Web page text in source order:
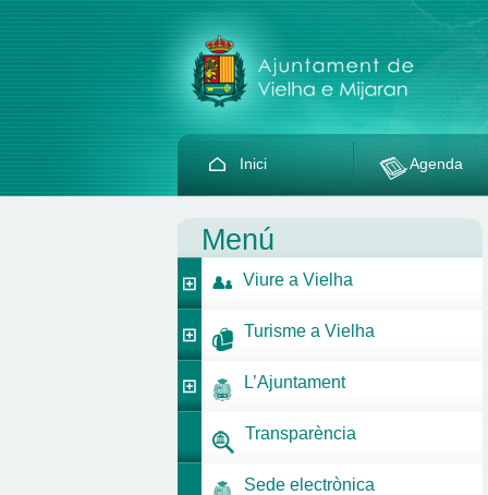
Inici Agenda
Menú
Viure a Vielha
Turisme a Vielha
L’Ajuntament
Transparència
Sede electrònica